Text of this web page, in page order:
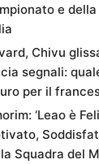
e della
Chivu
segnali:
per il
‘Leao è
Squadra del